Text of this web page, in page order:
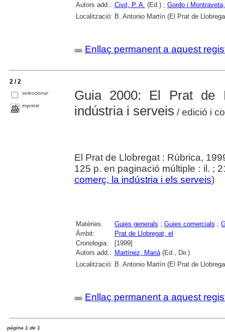
Autors add.: Civit, P. A. (Ed.) ; Gordo i
Localització: B. Antonio Martín (El Prat de
Enllaç permanent a aquest
2 / 2
seleccionar
imprimir
Guia 2000: El Prat de
indústria i serveis / edició i
El Prat de Llobregat : Rúbrica,
125 p. en paginació múltiple : il. ;
comerç, la indústria i els serveis)
Matèries: Guies generals ; Guies comercials ;
Àmbit:
Prat de Llobregat, el
Cronologia:
[1999]
Autors add.: Martínez, Marià(Ed., Dir.)
Localització: B. Antonio Martín (El Prat de
Enllaç permanent a aquest
página 1 de 1